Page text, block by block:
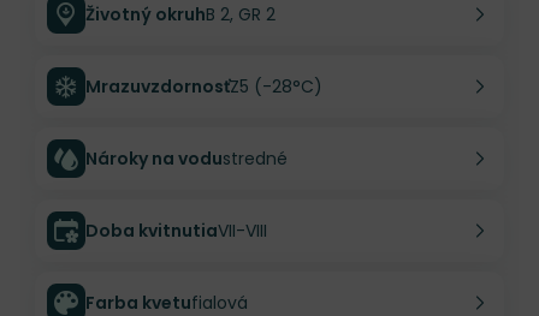
Životný okruhB 2, GR 2
MrazuvzdornosťZ5 (-28°C)
Nároky na vodustredné
Doba kvitnutiaVII-VIII
Farba kvetufialová